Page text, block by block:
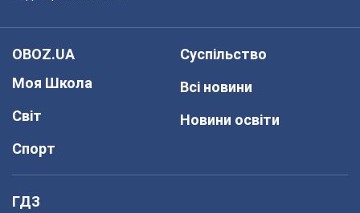
OBOZ.UA
Моя Школа
Світ
Спорт
Суспільство
Всі новини
Новини освіти
ГДЗ